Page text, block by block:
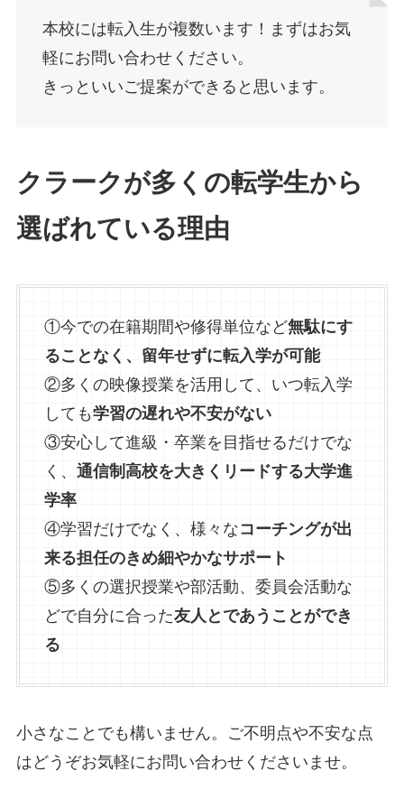
本校には転入生が複数います！まずはお気
軽にお問い合わせください。
きっといいご提案ができると思います。
クラークが多くの転学生から
選ばれている理由
①今での在籍期間や修得単位など無駄にす
ることなく、留年せずに転入学が可能
②多くの映像授業を活用して、いつ転入学
しても学習の遅れや不安がない
③安心して進級・卒業を目指せるだけでな
く、 通信制高校を大きくリードする大学進
学率
④学習だけでなく、様々なコーチングが出
来る担任のきめ細やかなサポート
⑤多くの選択授業や部活動、委員会活動な
どで自分に合った友人とであうことができ
る
小さなことでも構いません。ご不明点や不安な点
はどうぞお気軽にお問い合わせくださいませ。